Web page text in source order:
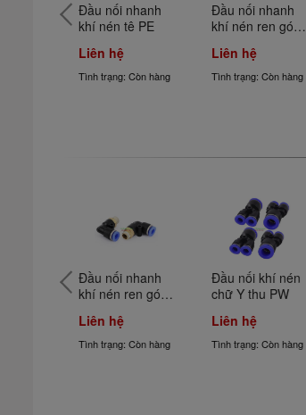
Đầu nối nhanh
khí nén tê PE
Liên hệ
Tình trạng: Còn hàng
Đầu nối nhanh
khí nén ren góc
Liên hệ
Tình trạng: Còn hàng
Đầu nối nhanh
khí nén ren góc
Liên hệ
Tình trạng: Còn hàng
Đầu nối khí nén
chữ Y thu PW
Liên hệ
Tình trạng: Còn hàng